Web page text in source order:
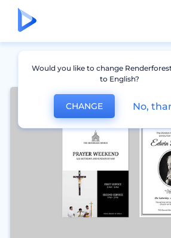
Would you like to change
to English?
CHANGE No,